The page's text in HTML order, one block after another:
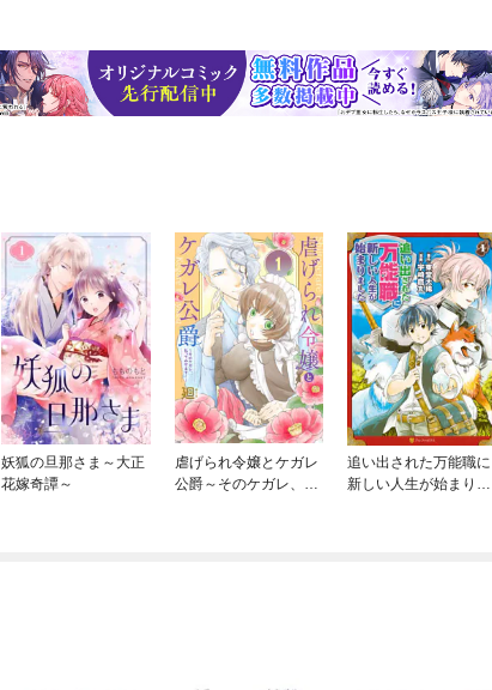
妖狐の旦那さま～大正
花嫁奇譚～
虐げられ令嬢とケガレ
公爵～そのケガレ、払
追い出された万能職に
新しい人生が始まりま